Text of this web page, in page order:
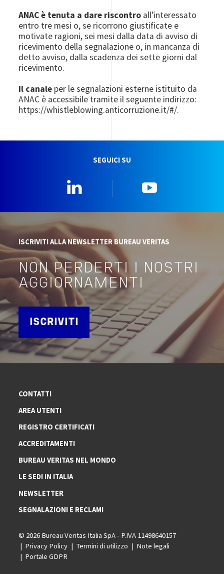
ANAC è tenuta a dare riscontro all’interessato
entro tre mesi o, se ricorrono giustificate e
motivate ragioni, sei mesi dalla data di avviso di
ricevimento della segnalazione o, in mancanza di
detto avviso, dalla scadenza dei sette giorni dal
ricevimento.
Il canale per le segnalazioni esterne istituito da
ANAC è accessibile tramite il seguente indirizzo:
https://whistleblowing.anticorruzione.it/#/.
SEGUICI SU
ISCRIVITI ALLA NEWSLETTER BUREAU VERITAS
NON PERDERTI I NOSTRI
AGGIORNAMENTI
ISCRIVITI
CONTATTI
AREA UTENTI
REGISTRO CERTIFICATI
ACCREDITAMENTI
BUREAU VERITAS NEL MONDO
LE SEDI IN ITALIA
NEWSLETTER
SEGNALAZIONI E RECLAMI
© 2026 Bureau Veritas Italia SpA - P.IVA 11498640157
Privacy Policy
Termini di utilizzo
Note legali
Portale GDPR